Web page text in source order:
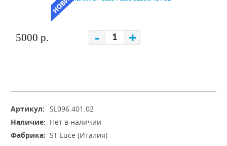
5000 р. - +
Артикул: SL096.401.02
Наличие: Нет в наличии
Фабрика: ST Luce (Италия)